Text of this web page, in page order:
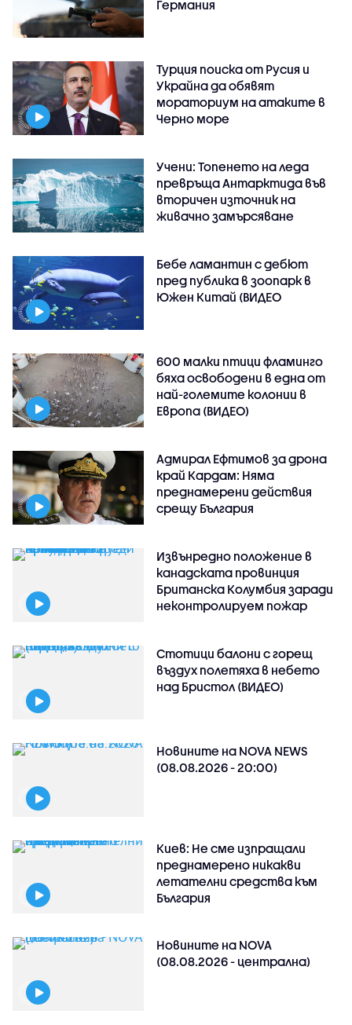
Германия
Турция поиска от Русия и
Украйна да обявят
мораториум на атаките в
Черно море
Учени: Топенето на леда
превръща Антарктида във
вторичен източник на
живачно замърсяване
Бебе ламантин с дебют
пред публика в зоопарк в
Южен Китай (ВИДЕО
600 малки птици фламинго
бяха освободени в една от
най-големите колонии в
Европа (ВИДЕО)
Адмирал Ефтимов за дрона
край Кардам: Няма
преднамерени действия
срещу България
Извънредно положение в
канадската провинция
Британска Колумбия заради
неконтролируем пожар
Стотици балони с горещ
въздух полетяха в небето
над Бристол (ВИДЕО)
Новините на NOVA NEWS
(08.08.2026 - 20:00)
Киев: Не сме изпращали
преднамерено никакви
летателни средства към
България
Новините на NOVA
(08.08.2026 - централна)